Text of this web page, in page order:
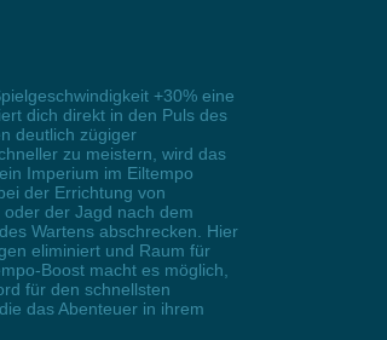
+30% eine
dich direkt in den Puls des
deutlich zügiger
zu meistern, wird das
Imperium im Eiltempo
der Errichtung von
der Jagd nach dem
Wartens abschrecken. Hier
eliminiert und Raum für
Boost macht es möglich,
für den schnellsten
das Abenteuer in ihrem